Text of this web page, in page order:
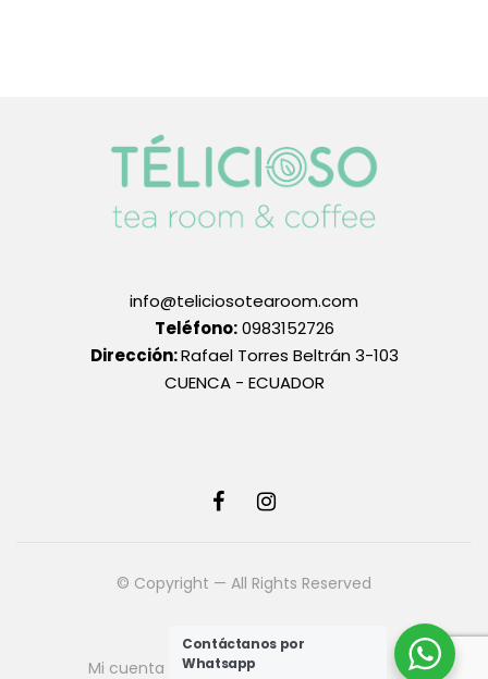
info@teliciosotearoom.com
Teléfono:0983152726
Dirección:Rafael Torres Beltrán 3-103
CUENCA - ECUADOR
© Copyright — All Rights Reserved
Mi cuenta Términos y Condiciones
Contáctanos por
Whatsapp